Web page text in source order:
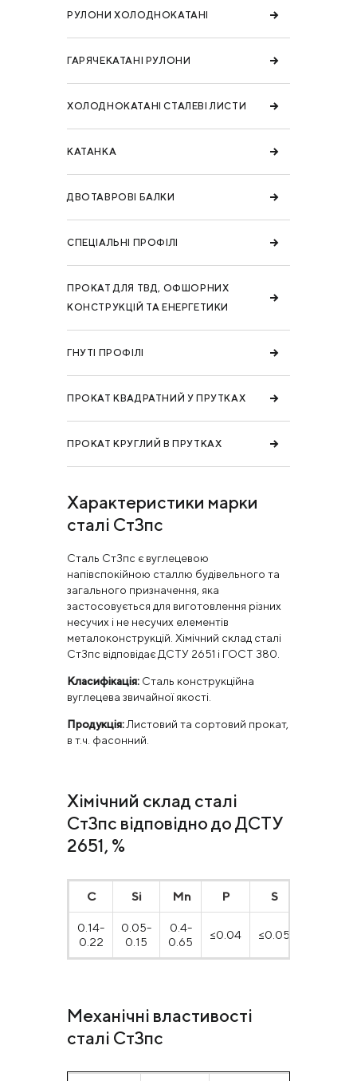
РУЛОНИ ХОЛОДНОКАТАНІ
ГАРЯЧЕКАТАНІ РУЛОНИ
ХОЛОДНОКАТАНІ СТАЛЕВІ ЛИСТИ
КАТАНКА
ДВОТАВРОВІ БАЛКИ
СПЕЦІАЛЬНІ ПРОФІЛІ
ПРОКАТ ДЛЯ ТВД, ОФШОРНИХ
КОНСТРУКЦІЙ ТА ЕНЕРГЕТИКИ
ГНУТІ ПРОФІЛІ
ПРОКАТ КВАДРАТНИЙ У ПРУТКАХ
ПРОКАТ КРУГЛИЙ В ПРУТКАХ
Характеристики марки
сталі Ст3пс
Сталь Ст3пс є вуглецевою
напівспокійною сталлю будівельного та
загального призначення, яка
застосовується для виготовлення різних
несучих і не несучих елементів
металоконструкцій. Хімічний склад сталі
Ст3пс відповідає ДСТУ 2651 і ГОСТ 380.
Класифікація: Сталь конструкційна
вуглецева звичайної якості.
Продукція: Листовий та сортовий прокат,
в т.ч. фасонний.
Хімічний склад сталі
Ст3пс відповідно до ДСТУ
2651, %
С Si Mn P S
0.14-
0.22
0.05-
0.15
0.4-
0.65
≤0.04 ≤0.05
Механічні властивості
сталі Ст3пс